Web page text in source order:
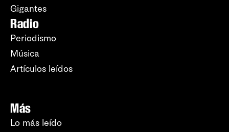
Gigantes
Radio
Periodismo
Música
Artículos leídos
Más
Lo más leído